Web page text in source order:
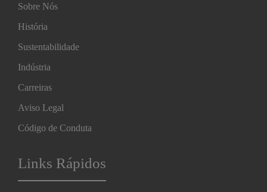
Sobre Nós
História
Sustentabilidade
Indústria
Carreiras
Aviso Legal
Código de Conduta
Links Rápidos